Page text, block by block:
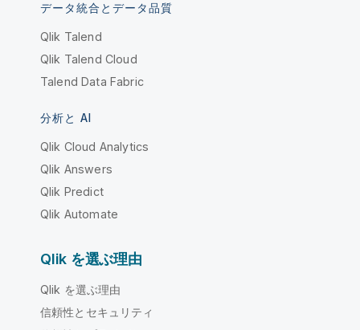
データ統合とデータ品質
Qlik Talend
Qlik Talend Cloud
Talend Data Fabric
分析と AI
Qlik Cloud Analytics
Qlik Answers
Qlik Predict
Qlik Automate
Qlik を選ぶ理由
Qlik を選ぶ理由
信頼性とセキュリティ